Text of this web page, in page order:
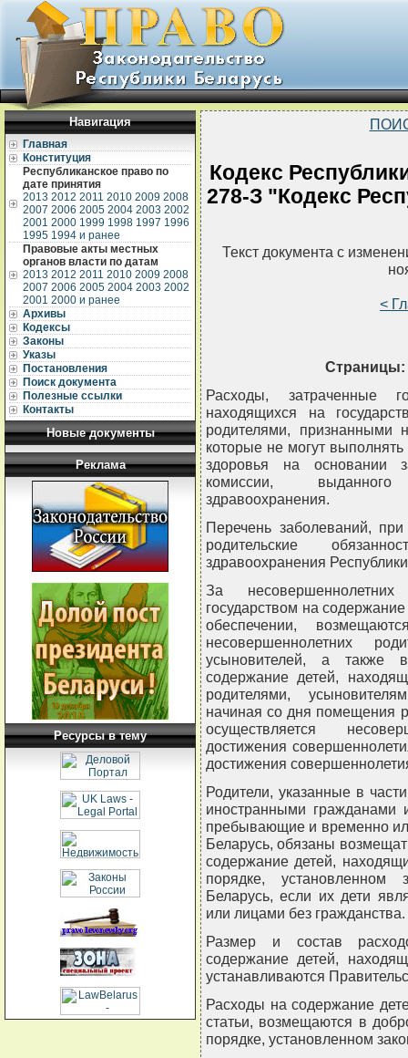
Навигация
Главная
Конституция
Республиканское право по
дате принятия
2013 2012 2011 2010 2009 2008
2007 2006 2005 2004 2003 2002
2001 2000 1999 1998 1997 1996
1995 1994 и ранее
Правовые акты местных
органов власти по датам
2013 2012 2011 2010 2009 2008
2007 2006 2005 2004 2003 2002
2001 2000 и ранее
Архивы
Кодексы
Законы
Указы
Постановления
Поиск документа
Полезные ссылки
Контакты
Новые документы
Реклама
Ресурсы в тему
Кодекс
278-З "Кодекс
Текст документа с
<
Страницы:
Расходы, затраченные
находящихся на
родителями, признанными
которые не могут
здоровья на основании
комиссии, выданного
здравоохранения.
Перечень заболеваний,
родительские
здравоохранения
За
государством на
обеспечении,
несовершеннолетних
усыновителей, а также
содержание детей,
родителями,
начиная со дня помещения
осуществляется
достижения
достижения
Родители, указанные в
иностранными гражданами
пребывающие и временно
Беларусь, обязаны
содержание детей,
порядке, установленном
Беларусь, если их дети
или лицами без гражданства.
Размер и состав
содержание детей,
устанавливаются
Расходы на содержание
статьи, возмещаются в
порядке, установленном